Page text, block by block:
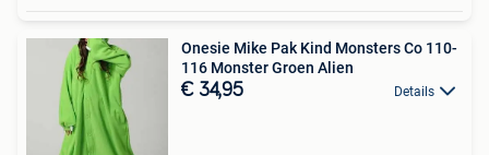
Onesie Mike Pak Kind Monsters Co 110-
116 Monster Groen Alien
€ 34,95 Details